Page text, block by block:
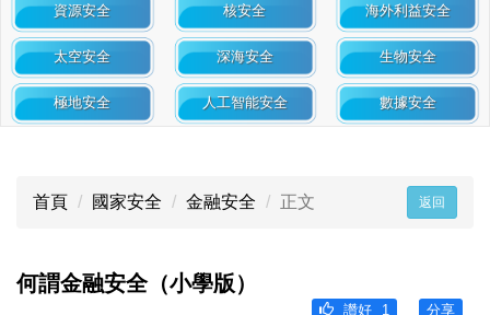
資源安全 核安全 海外利益安全
太空安全 深海安全 生物安全
極地安全 人工智能安全 數據安全
首頁 國家安全 金融安全 正文 返回
何謂金融安全（小學版）
分享
讚好 1